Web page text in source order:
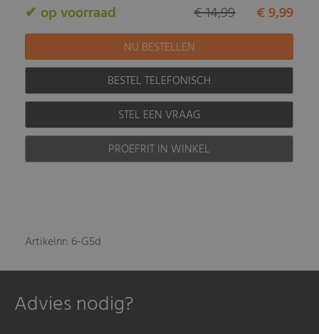
✔ op voorraad € 9,99
€ 14,99
BESTEL TELEFONISCH
STEL EEN VRAAG
PROEFRIT IN WINKEL
Artikelnr: 6-G5d
Advies nodig?